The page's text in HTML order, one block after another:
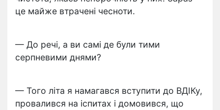
це майже втрачені чесноти.
— До речі, а ви самі де були тими
серпневими днями?
— Того літа я намагався вступити до ВДІКу,
провалився на іспитах і домовився, що